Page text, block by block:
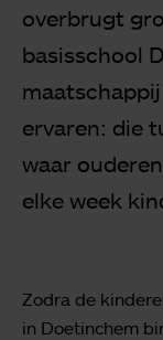
overbrugt
basisschool
ervaren: die
waar
elke week
Zodra de
in Doetinchem